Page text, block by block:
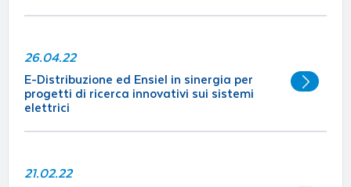
26.04.22
E-Distribuzione ed Ensiel in sinergia per
progetti di ricerca innovativi sui sistemi
elettrici
21.02.22